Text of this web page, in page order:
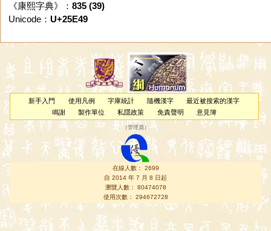
《康熙字典》： 835 (39)
Unicode： U+25E49
新手入門 使用凡例 字庫統計 隨機漢字
最近被搜索的漢字
鳴謝
製作單位 私隱政策 免責聲明 意見簿
（管理員 ）
在線人數： 2699
自 2014 年 7 月 8 日起
瀏覽人數： 80474078
使用次數： 294672728